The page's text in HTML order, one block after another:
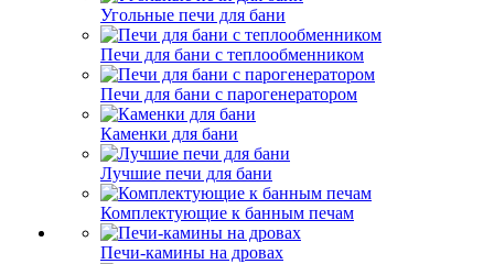
Угольные печи для бани
Печи для бани с теплообменником
Печи для бани с парогенератором
Каменки для бани
Лучшие печи для бани
Комплектующие к банным печам
Печи-камины на дровах